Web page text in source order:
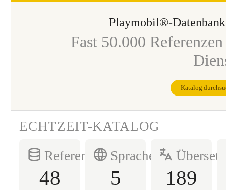
Playmobil®-Datenbank
Fast 50.000
Katalog
ECHTZEIT-KATALOG
Referenzen
48
Sprachen
5
189